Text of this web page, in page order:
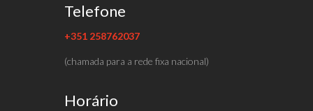
Telefone
+351 258762037
(chamada para a rede fixa nacional)
Horário